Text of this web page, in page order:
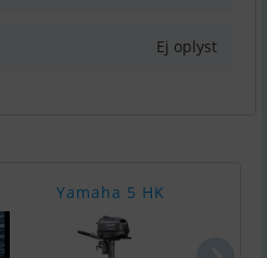
Ej oplyst
Yamaha 5 HK